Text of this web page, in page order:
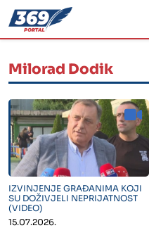
Milorad Dodik
" alt="">
IZVINJENJE GRAĐANIMA KOJI
SU DOŽIVJELI NEPRIJATNOST
(VIDEO)
15.07.2026.